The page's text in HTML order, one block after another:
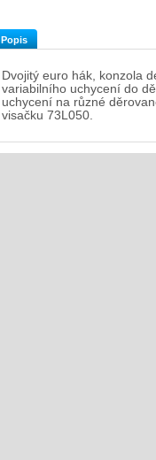
Popis
Dvojitý euro hák, konzola
variabilního uchycení do
uchycení na různé
visačku 73L050.